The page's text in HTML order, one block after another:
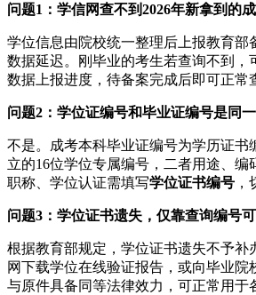
问题1：学信网查不到2026年新拿到的
学位信息由院校统一整理后上报教育部
数据延迟。刚毕业的考生若查询不到，
数据上报进度，待备案完成后即可正常
问题2：学位证编号和毕业证编号是同
不是。成考本科毕业证编号为学历证书
立的16位学位专属编号，二者用途、编
职称、学位认证需填写学位证书编号 ，
问题3：学位证书遗失，仅靠查询编号
根据教育部规定，学位证书遗失不予补
网下载学位在线验证报告，或向毕业院
与原件具备同等法律效力，可正常用于